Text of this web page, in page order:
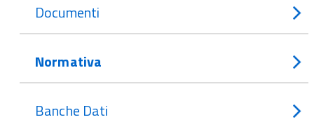
Documenti
Normativa
Banche Dati